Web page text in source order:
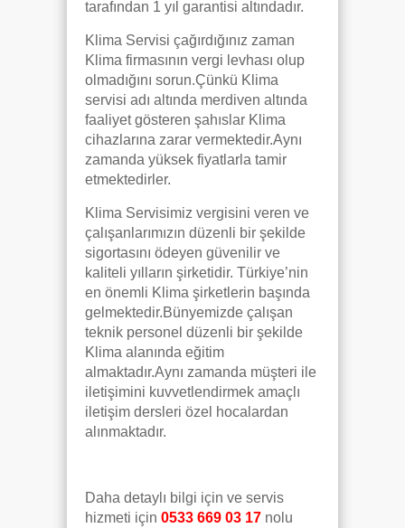
tarafından 1 yıl garantisi altındadır.
Klima Servisi çağırdığınız zaman
Klima firmasının vergi levhası olup
olmadığını sorun.Çünkü Klima
servisi adı altında merdiven altında
faaliyet gösteren şahıslar Klima
cihazlarına zarar vermektedir.Aynı
zamanda yüksek fiyatlarla tamir
etmektedirler.
Klima Servisimiz vergisini veren ve
çalışanlarımızın düzenli bir şekilde
sigortasını ödeyen güvenilir ve
kaliteli yılların şirketidir. Türkiye’nin
en önemli Klima şirketlerin başında
gelmektedir.Bünyemizde çalışan
teknik personel düzenli bir şekilde
Klima alanında eğitim
almaktadır.Aynı zamanda müşteri ile
iletişimini kuvvetlendirmek amaçlı
iletişim dersleri özel hocalardan
alınmaktadır.
Daha detaylı bilgi için ve servis
hizmeti için 0533 669 03 17 nolu